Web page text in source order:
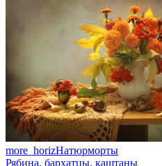
more_horizНатюрморты
Рябина, бархатцы, каштаны